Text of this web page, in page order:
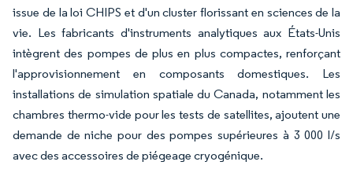
issue de la loi CHIPS et d'un cluster florissant en sciences de la
vie. Les fabricants d'instruments analytiques aux États-Unis
intègrent des pompes de plus en plus compactes, renforçant
l'approvisionnement en composants domestiques. Les
installations de simulation spatiale du Canada, notamment les
chambres thermo-vide pour les tests de satellites, ajoutent une
demande de niche pour des pompes supérieures à 3 000 l/s
avec des accessoires de piégeage cryogénique.